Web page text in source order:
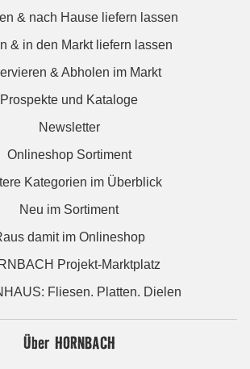
& nach Hause liefern lassen
& in den Markt liefern lassen
& Abholen im Markt
Prospekte und Kataloge
Newsletter
Onlineshop Sortiment
Kategorien im Überblick
Neu im Sortiment
damit im Onlineshop
Projekt-Marktplatz
Fliesen. Platten. Dielen
Über HORNBACH